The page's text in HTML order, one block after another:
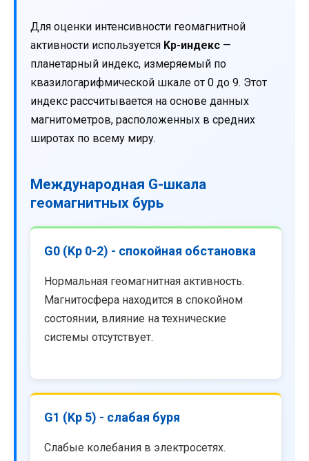
Для оценки интенсивности геомагнитной
активности используется Kp-индекс —
планетарный индекс, измеряемый по
квазилогарифмической шкале от 0 до 9. Этот
индекс рассчитывается на основе данных
магнитометров, расположенных в средних
широтах по всему миру.
Международная G-шкала
геомагнитных бурь
G0 (Kp 0-2) - спокойная обстановка
Нормальная геомагнитная активность.
Магнитосфера находится в спокойном
состоянии, влияние на технические
системы отсутствует.
G1 (Kp 5) - слабая буря
Слабые колебания в электросетях.